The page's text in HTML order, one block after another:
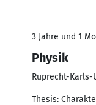
3 Jahre und 1
Physik
Ruprecht-
Thesis: